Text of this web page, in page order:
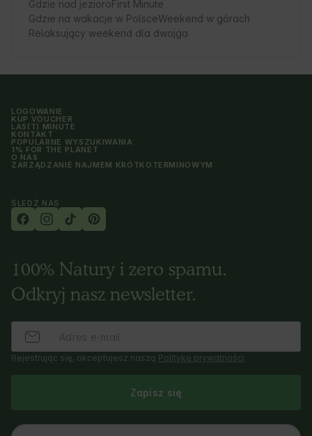
Gdzie nad jezioroFirst Minute
Gdzie na wakacje w PolsceWeekend w górach
Relaksujący weekend dla dwojga
LOGOWANIE
KUP VOUCHER
LAS(T) MINUTE
KONTAKT
POPULARNE WYSZUKIWANIA
1% FOR THE PLANET
O NAS
ZARZĄDZANIE NAJMEM KRÓTKOTERMINOWYM
ŚLEDŹ NAS
100% Natury i zero spamu.
Odkryj nasz newsletter.
Rejestrując się, akceptujesz naszą Politykę prywatności.
Zapisz się